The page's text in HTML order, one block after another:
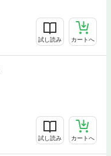
試し読み カートへ
試し読み カートへ